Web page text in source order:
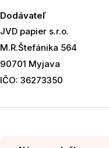
Dodávateľ
JVD papier s.r.o.
M.R.Štefánika 564
90701 Myjava
IČO: 36273350